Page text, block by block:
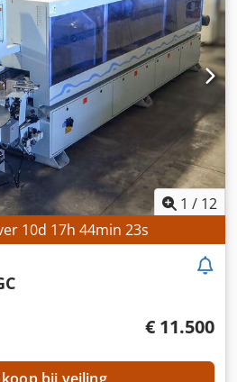
1 / 12
10d 17h 44min 21s
€ 11.500
koop bij veiling